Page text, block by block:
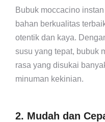
Bubuk moccacino
bahan berkualitas
otentik dan kaya.
susu yang tepat, bubuk
rasa yang disukai
minuman kekinian.
2. Mudah dan